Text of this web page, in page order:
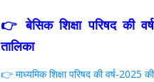
👉 बेसिक शिक्षा परिषद की
तालिका
👉 माध्यमिक शिक्षा परिषद की वर्ष-2025